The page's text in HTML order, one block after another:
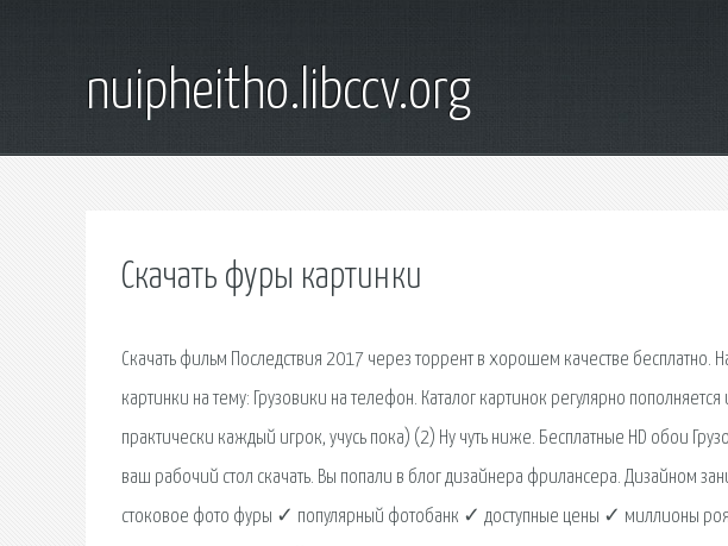
nuipheitho.libccv.org
Скачать фуры картинки
Скачать фильм Последствия 2017 через торрент в хорошем качестве бесплатно.
картинки на тему: Грузовики на телефон. Каталог картинок регулярно
практически каждый игрок, учусь пока) (2) Ну чуть ниже. Бесплатные HD обои
ваш рабочий стол скачать. Вы попали в блог дизайнера фрилансера. Дизайном
стоковое фото фуры ✓ популярный фотобанк ✓ доступные цены ✓ миллионы